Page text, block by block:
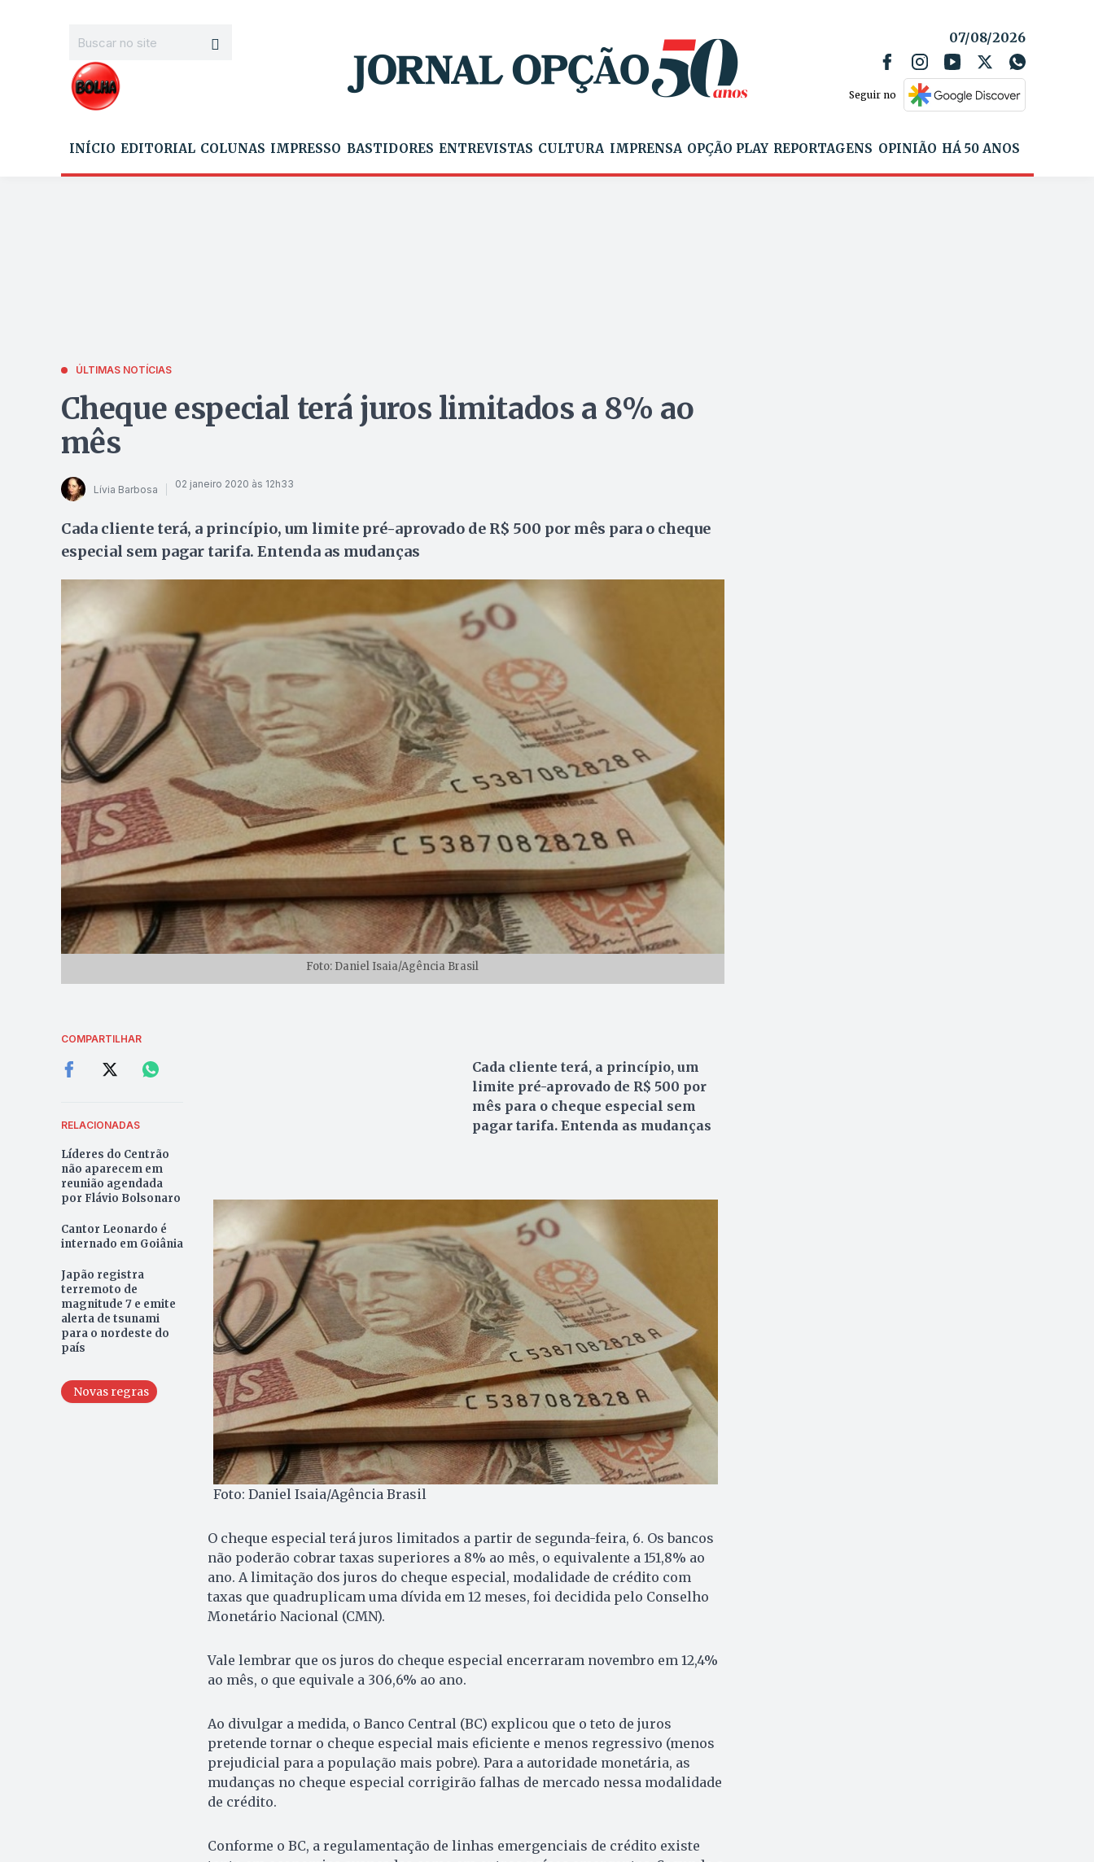
07/08/2026
Seguir no
INÍCIO EDITORIAL COLUNAS IMPRESSO BASTIDORES ENTREVISTAS CULTURA IMPRENSA OPÇÃO PLAY REPORTAGENS OPINIÃO HÁ 50 ANOS
ÚLTIMAS NOTÍCIAS
Cheque especial terá juros limitados a 8% ao
mês
Lívia Barbosa 02 janeiro 2020 às 12h33
Cada cliente terá, a princípio, um limite pré-aprovado de R$ 500 por mês para o cheque
especial sem pagar tarifa. Entenda as mudanças
Foto: Daniel Isaia/Agência Brasil
COMPARTILHAR
RELACIONADAS
Líderes do Centrão
não aparecem em
reunião agendada
por Flávio Bolsonaro
Cantor Leonardo é
internado em Goiânia
Japão registra
terremoto de
magnitude 7 e emite
alerta de tsunami
para o nordeste do
país
Novas regras
Cada cliente terá, a princípio, um
limite pré-aprovado de R$ 500 por
mês para o cheque especial sem
pagar tarifa. Entenda as mudanças
Foto: Daniel Isaia/Agência Brasil
O cheque especial terá juros limitados a partir de segunda-feira, 6. Os bancos
não poderão cobrar taxas superiores a 8% ao mês, o equivalente a 151,8% ao
ano. A limitação dos juros do cheque especial, modalidade de crédito com
taxas que quadruplicam uma dívida em 12 meses, foi decidida pelo Conselho
Monetário Nacional (CMN).
Vale lembrar que os juros do cheque especial encerraram novembro em 12,4%
ao mês, o que equivale a 306,6% ao ano.
Ao divulgar a medida, o Banco Central (BC) explicou que o teto de juros
pretende tornar o cheque especial mais eficiente e menos regressivo (menos
prejudicial para a população mais pobre). Para a autoridade monetária, as
mudanças no cheque especial corrigirão falhas de mercado nessa modalidade
de crédito.
Conforme o BC, a regulamentação de linhas emergenciais de crédito existe